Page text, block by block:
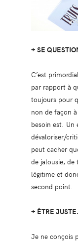
+ SE
C’est
par rapport à
toujours pour
non de façon
besoin est. Un
dévaloriser/
peut cacher
de jalousie, de
légitime et
second point.
+ ÊTRE JUSTE.
Je ne conçois